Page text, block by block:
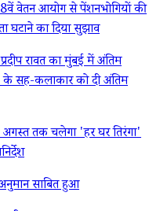
आयोग से पेंशनभोगियों की
घटाने का दिया सुझाव
रावत का मुंबई में अंतिम
सह-कलाकार को दी अंतिम
तक चलेगा 'हर घर तिरंगा'
साबित हुआ